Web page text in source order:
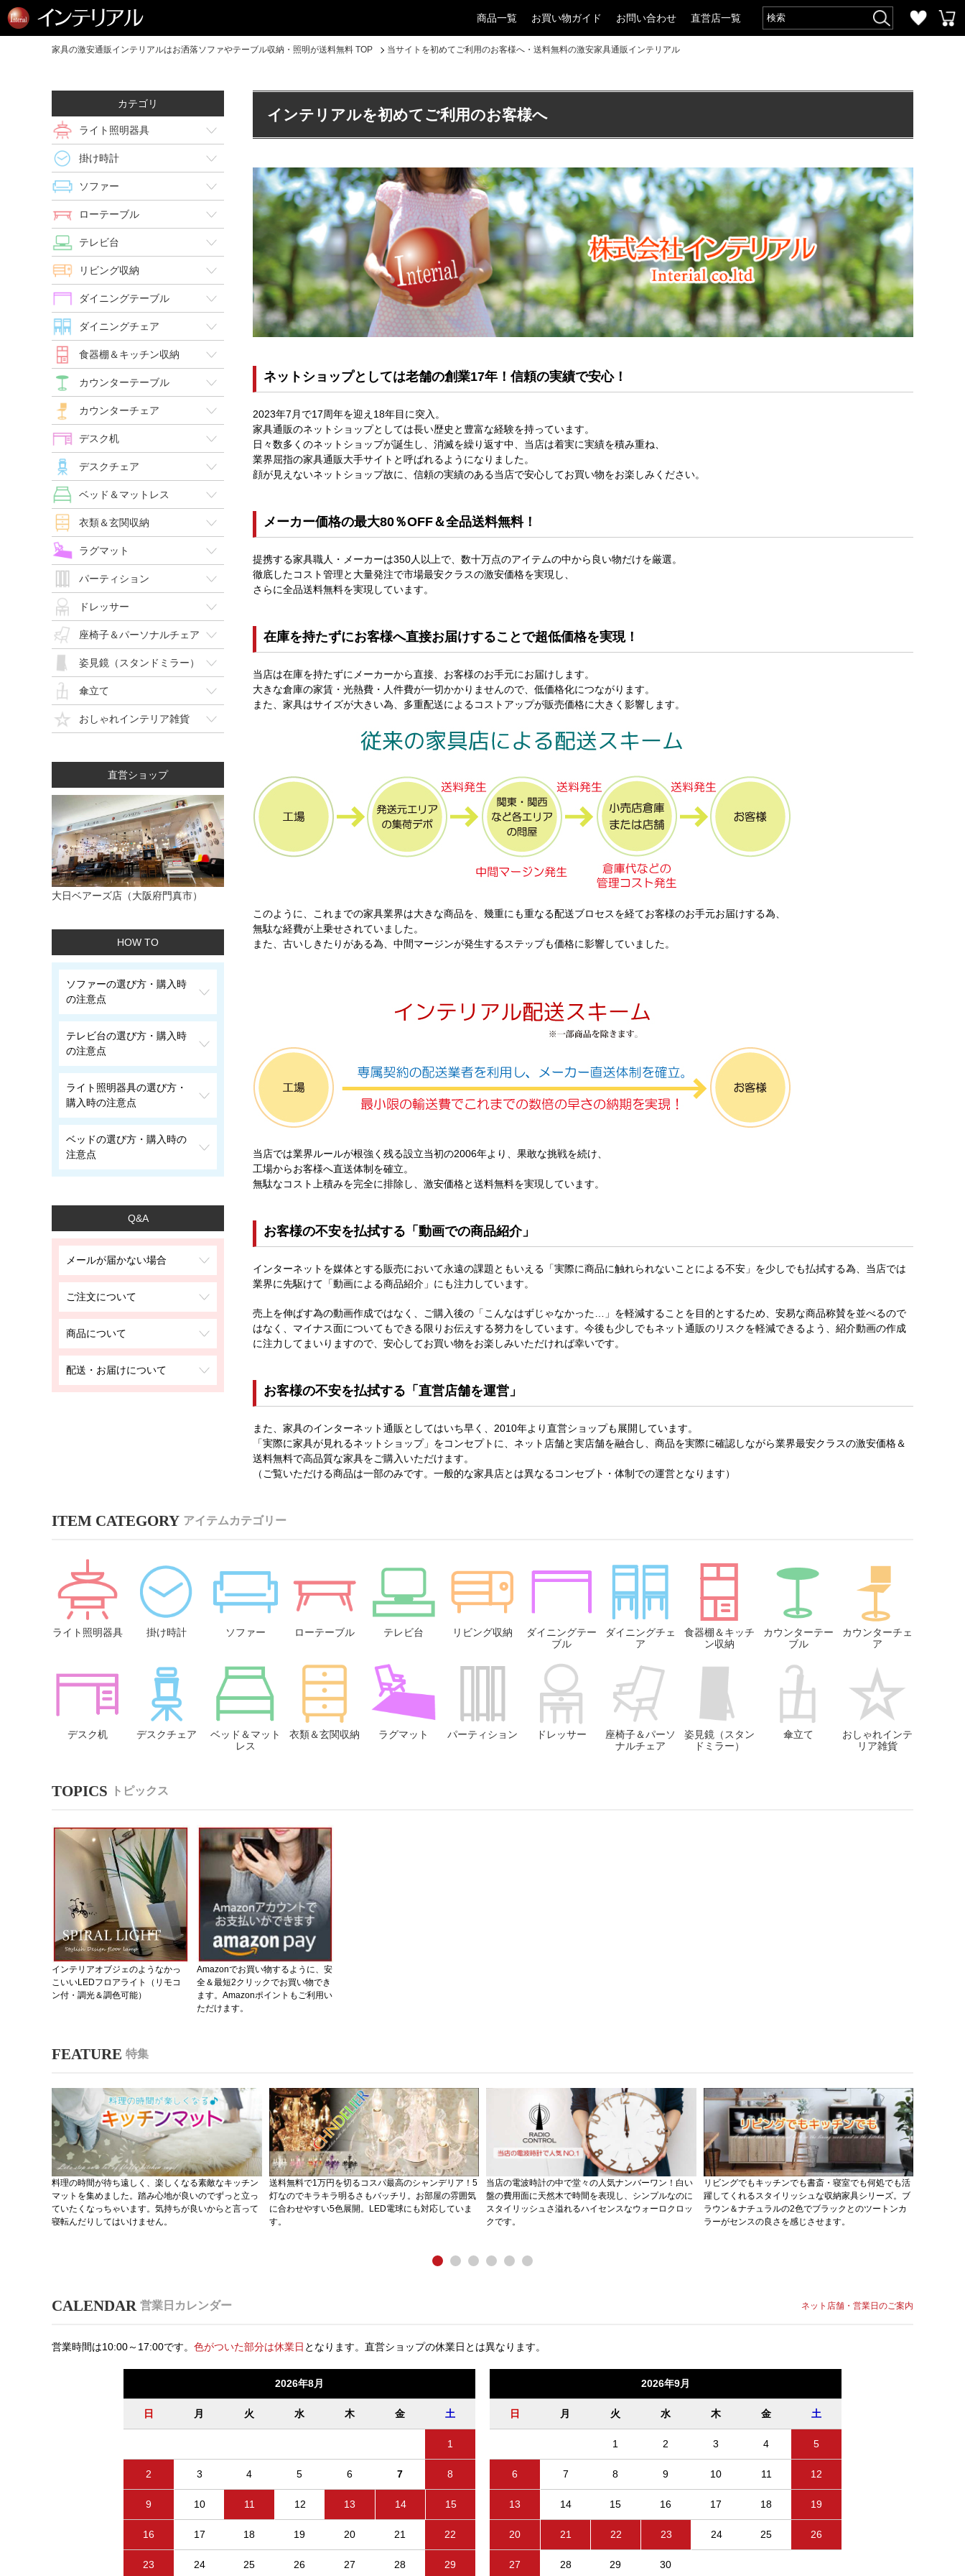
商品一覧 お買い物ガイド お問い合わせ 直営店一覧
家具の激安通販インテリアルはお洒落ソファやテーブル収納・照明が送料無料 TOP 当サイトを初めてご利用のお客様へ・送料無料の激安家具通販インテリアル
インテリアルを初めてご利用のお客様へ
ネットショップとしては老舗の創業17年！信頼の実績で安心！
2023年7月で17周年を迎え18年目に突入。
家具通販のネットショップとしては長い歴史と豊富な経験を持っています。
日々数多くのネットショップが誕生し、消滅を繰り返す中、当店は着実に実績を積み重ね、
業界屈指の家具通販大手サイトと呼ばれるようになりました。
顔が見えないネットショップ故に、信頼の実績のある当店で安心してお買い物をお楽しみください。
メーカー価格の最大80％OFF＆全品送料無料！
提携する家具職人・メーカーは350人以上で、数十万点のアイテムの中から良い物だけを厳選。
徹底したコスト管理と大量発注で市場最安クラスの激安価格を実現し、
さらに全品送料無料を実現しています。
在庫を持たずにお客様へ直接お届けすることで超低価格を実現！
当店は在庫を持たずにメーカーから直接、お客様のお手元にお届けします。
大きな倉庫の家賃・光熱費・人件費が一切かかりませんので、低価格化につながります。
また、家具はサイズが大きい為、多重配送によるコストアップが販売価格に大きく影響します。
このように、これまでの家具業界は大きな商品を、幾重にも重なる配送ブロセスを経てお客様のお手元お届けする為、
無駄な経費が上乗せされていました。
また、古いしきたりがある為、中間マージンが発生するステップも価格に影響していました。
当店では業界ルールが根強く残る設立当初の2006年より、果敢な挑戦を続け、
工場からお客様へ直送体制を確立。
無駄なコスト上積みを完全に排除し、激安価格と送料無料を実現しています。
お客様の不安を払拭する「動画での商品紹介」
インターネットを媒体とする販売において永遠の課題ともいえる「実際に商品に触れられないことによる不安」を少しでも払拭する為、当店では
業界に先駆けて「動画による商品紹介」にも注力しています。
売上を伸ばす為の動画作成ではなく、ご購入後の「こんなはずじゃなかった…」を軽減することを目的とするため、安易な商品称賛を並べるので
はなく、マイナス面についてもできる限りお伝えする努力をしています。今後も少しでもネット通販のリスクを軽減できるよう、紹介動画の作成
に注力してまいりますので、安心してお買い物をお楽しみいただければ幸いです。
お客様の不安を払拭する「直営店舗を運営」
また、家具のインターネット通販としてはいち早く、2010年より直営ショップも展開しています。
「実際に家具が見れるネットショップ」をコンセプトに、ネット店舗と実店舗を融合し、商品を実際に確認しながら業界最安クラスの激安価格＆
送料無料で高品質な家具をご購入いただけます。
（ご覧いただける商品は一部のみです。一般的な家具店とは異なるコンセブト・体制での運営となります）
カテゴリ
ライト照明器具
掛け時計
ソファー
ローテーブル
テレビ台
リビング収納
ダイニングテーブル
ダイニングチェア
食器棚＆キッチン収納
カウンターテーブル
カウンターチェア
デスク机
デスクチェア
ベッド＆マットレス
衣類＆玄関収納
ラグマット
パーティション
ドレッサー
座椅子＆パーソナルチェア
姿見鏡（スタンドミラー）
傘立て
おしゃれインテリア雑貨
直営ショップ
大日ベアーズ店（大阪府門真市）
HOW TO
ソファーの選び方・購入時
の注意点
テレビ台の選び方・購入時
の注意点
ライト照明器具の選び方・
購入時の注意点
ベッドの選び方・購入時の
注意点
Q&A
メールが届かない場合
ご注文について
商品について
配送・お届けについて
アイテムカテゴリー
ライト照明器具 掛け時計 ソファー ローテーブル テレビ台 リビング収納
ダイニングテー
ブル
ダイニングチェ
ア
食器棚＆キッチ
ン収納
カウンターテー
ブル
カウンターチェ
ア
デスク机 デスクチェア
ベッド＆マット
レス
衣類＆玄関収納 ラグマット パーティション ドレッサー
座椅子＆パーソ
ナルチェア
姿見鏡（スタン
ドミラー）
傘立て
おしゃれインテ
リア雑貨
トピックス
インテリアオブジェのようなかっ
こいいLEDフロアライト（リモコ
ン付・調光＆調色可能）
Amazonでお買い物するように、安
全＆最短2クリックでお買い物でき
ます。Amazonポイントもご利用い
ただけます。
特集
料理の時間が待ち遠しく、楽しくなる素敵なキッチン
マットを集めました。踏み心地が良いのでずっと立っ
ていたくなっちゃいます。気持ちが良いからと言って
寝転んだりしてはいけません。
送料無料で1万円を切るコスパ最高のシャンデリア！5
灯なのでキラキラ明るさもバッチリ。お部屋の雰囲気
に合わせやすい5色展開。LED電球にも対応していま
す。
当店の電波時計の中で堂々の人気ナンバーワン！白い
盤の費用面に天然木で時間を表現し、シンプルなのに
スタイリッシュさ溢れるハイセンスなウォーロクロッ
クです。
リビングでもキッチンでも書斎・寝室でも何処でも活
躍してくれるスタイリッシュな収納家具シリーズ。ブ
ラウン＆ナチュラルの2色でブラックとのツートンカ
ラーがセンスの良さを感じさせます。
営業日カレンダー ネット店舗・営業日のご案内
営業時間は10:00～17:00です。 色がついた部分は休業日 となります。 直営ショップの休業日とは異なります。
2026年8月
日 月 火 水 木 金 土
1
2 3 4 5 6 7 8
9 10 11 12 13 14 15
16 17 18 19 20 21 22
23 24 25 26 27 28 29
2026年9月
日 月 火 水 木 金 土
1 2 3 4 5
6 7 8 9 10 11 12
13 14 15 16 17 18 19
20 21 22 23 24 25 26
27 28 29 30